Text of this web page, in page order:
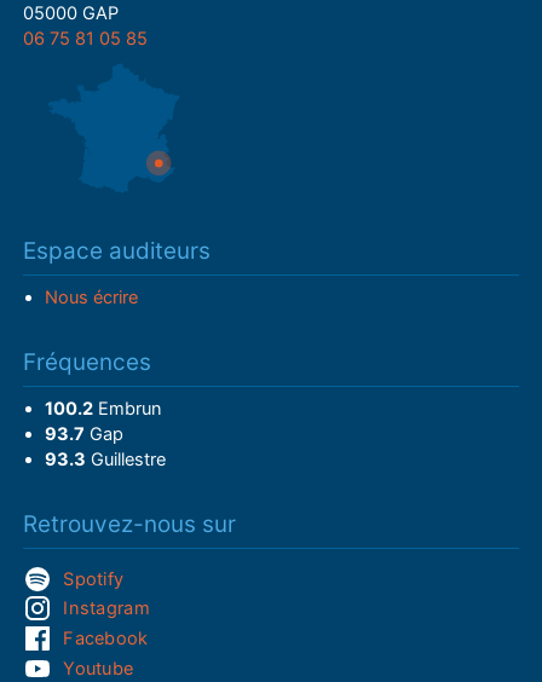
05000 GAP
06 75 81 05 85
Espace auditeurs
Nous écrire
Fréquences
100.2Embrun
93.7 Gap
93.3 Guillestre
Retrouvez-nous sur
Spotify
Instagram
Facebook
Youtube